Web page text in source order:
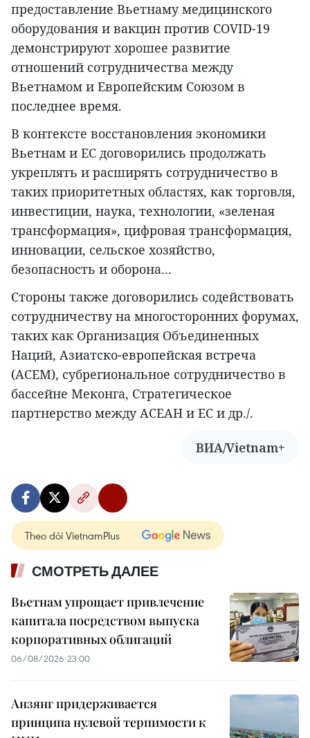
предоставление Вьетнаму медицинского
оборудования и вакцин против COVID-19
демонстрируют хорошее развитие
отношений сотрудничества между
Вьетнамом и Европейским Союзом в
последнее время.
В контексте восстановления экономики
Вьетнам и ЕС договорились продолжать
укреплять и расширять сотрудничество в
таких приоритетных областях, как торговля,
инвестиции, наука, технологии, «зеленая
трансформация», цифровая трансформация,
инновации, сельское хозяйство,
безопасность и оборона...
Стороны также договорились содействовать
сотрудничеству на многосторонних форумах,
таких как Организация Объединенных
Наций, Азиатско-европейская встреча
(АСЕМ), субрегиональное сотрудничество в
бассейне Меконга, Стратегическое
партнерство между АСЕАН и ЕС и др./.
ВИА/Vietnam+
Theo dõi VietnamPlus
СМОТРЕТЬ ДАЛЕЕ
Вьетнам упрощает привлечение
капитала посредством выпуска
корпоративных облигаций
06/08/2026 23:00
Анзянг придерживается
принципа нулевой терпимости к